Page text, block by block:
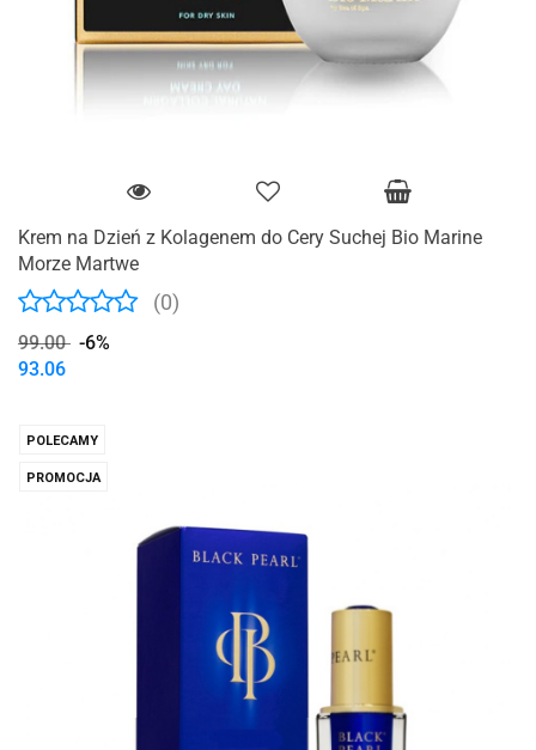
Krem na Dzień z Kolagenem do Cery Suchej Bio Marine
Morze Martwe
(0)
99.00 -6%
93.06
POLECAMY
PROMOCJA